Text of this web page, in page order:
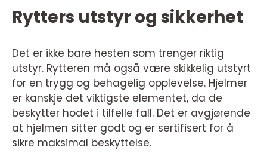
Rytters utstyr og sikkerhet
Det er ikke bare hesten som trenger riktig
utstyr. Rytteren må også være skikkelig utstyrt
for en trygg og behagelig opplevelse. Hjelmer
er kanskje det viktigste elementet, da de
beskytter hodet i tilfelle fall. Det er avgjørende
at hjelmen sitter godt og er sertifisert for å
sikre maksimal beskyttelse.